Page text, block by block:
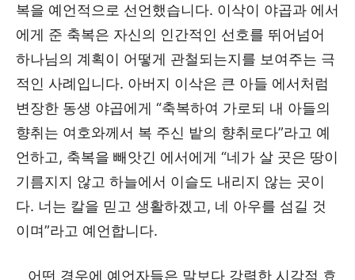
복을 예언적으로 선언했습니다. 이삭이 야곱과 에서
에게 준 축복은 자신의 인간적인 선호를 뛰어넘어
하나님의 계획이 어떻게 관철되는지를 보여주는 극
적인 사례입니다. 아버지 이삭은 큰 아들 에서처럼
변장한 동생 야곱에게 “축복하여 가로되 내 아들의
향취는 여호와께서 복 주신 밭의 향취로다”라고 예
언하고, 축복을 빼앗긴 에서에게 “네가 살 곳은 땅이
기름지지 않고 하늘에서 이슬도 내리지 않는 곳이
다. 너는 칼을 믿고 생활하겠고, 네 아우를 섬길 것
이며”라고 예언합니다.
어떤 경우에 예언자들은 말보다 강력한 시각적 효